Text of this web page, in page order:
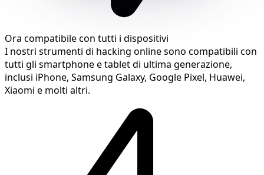
Ora compatibile con tutti i dispositivi
I nostri strumenti di hacking online sono compatibili con
tutti gli smartphone e tablet di ultima generazione,
inclusi iPhone, Samsung Galaxy, Google Pixel, Huawei,
Xiaomi e molti altri.